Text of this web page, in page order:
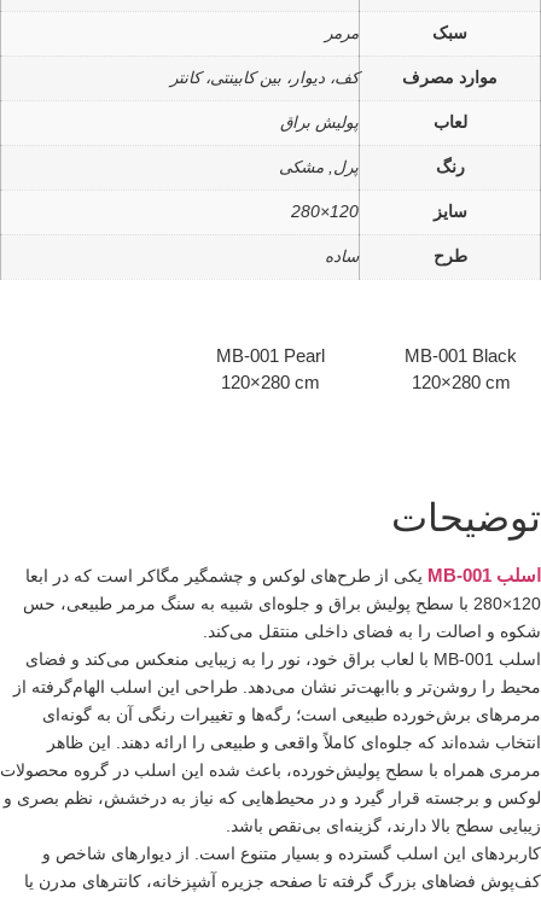
سبک مرمر
موارد مصرف کف، دیوار، بین کابینتی، کانتر
لعاب پولیش براق
رنگ پرل, مشکی
سایز 120×280
طرح ساده
MB-001 Black
120×280 cm
MB-001 Pearl
120×280 cm
توضیحات
اسلب MB-001
یکی از طرح‌های لوکس و چشمگیر مگاکر است که در ابعا
120×280 با سطح پولیش براق و جلوه‌ای شبیه به سنگ مرمر طبیعی، حس
شکوه و اصالت را به فضای داخلی منتقل می‌کند.
اسلب MB-001 با لعاب براق خود، نور را به زیبایی منعکس می‌کند و فضای
محیط را روشن‌تر و باابهت‌تر نشان می‌دهد. طراحی این اسلب الهام‌گرفته از
مرمرهای برش‌خورده طبیعی است؛ رگه‌ها و تغییرات رنگی آن به گونه‌ای
انتخاب شده‌اند که جلوه‌ای کاملاً واقعی و طبیعی را ارائه دهند. این ظاهر
مرمری همراه با سطح پولیش‌خورده، باعث شده این اسلب در گروه محصولات
لوکس و برجسته قرار گیرد و در محیط‌هایی که نیاز به درخشش، نظم بصری و
زیبایی سطح بالا دارند، گزینه‌ای بی‌نقص باشد.
کاربردهای این اسلب گسترده و بسیار متنوع است. از دیوارهای شاخص و
کف‌پوش فضاهای بزرگ گرفته تا صفحه جزیره آشپزخانه، کانترهای مدرن یا